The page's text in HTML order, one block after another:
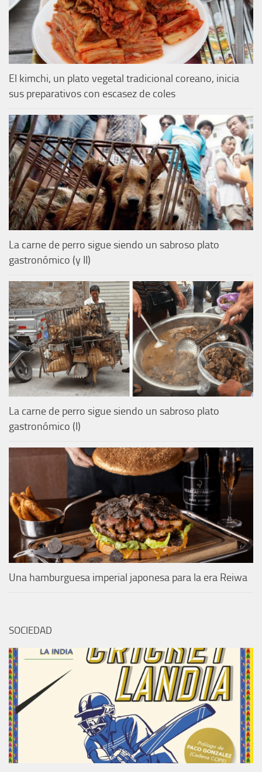
El kimchi, un plato vegetal tradicional coreano, inicia
sus preparativos con escasez de coles
La carne de perro sigue siendo un sabroso plato
gastronómico (y II)
La carne de perro sigue siendo un sabroso plato
gastronómico (I)
Una hamburguesa imperial japonesa para la era Reiwa
SOCIEDAD